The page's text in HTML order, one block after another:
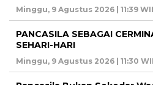
Minggu, 9 Agustus 2026 | 11:39
PANCASILA SEBAGAI
SEHARI-HARI
Minggu, 9 Agustus 2026 | 11:30